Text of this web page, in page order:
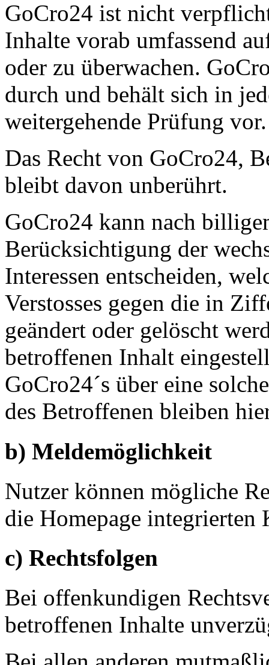
GoCro24 ist nicht
Inhalte vorab umfassend
oder zu überwachen.
durch und behält sich in
weitergehende Prüfung vor.
Das Recht von GoCro24,
bleibt davon unberührt.
GoCro24 kann nach
Berücksichtigung der
Interessen entscheiden,
Verstosses gegen die in
geändert oder gelöscht
betroffenen Inhalt
GoCro24´s über eine
des Betroffenen bleiben
b) Meldemöglichkeit
Nutzer können mögliche
die Homepage
c) Rechtsfolgen
Bei offenkundigen
betroffenen Inhalte